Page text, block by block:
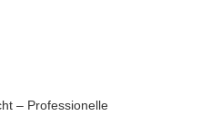
– Professionelle